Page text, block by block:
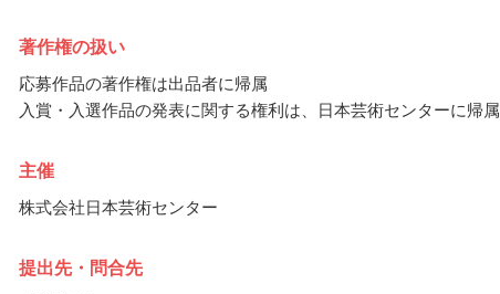
著作権の扱い
応募作品の著作権は出品者に帰属
入賞・入選作品の発表に関する権利は、日本芸術センターに帰属
主催
株式会社日本芸術センター
提出先・問合先